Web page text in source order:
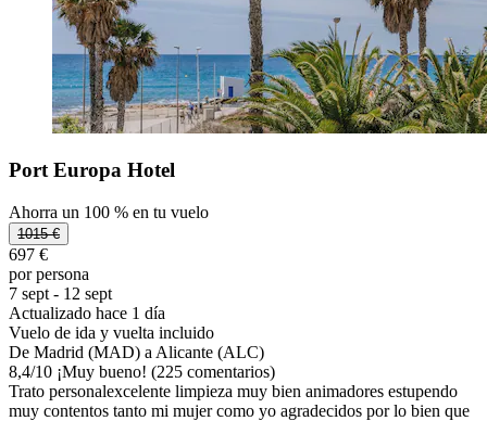
Port Europa Hotel
Ahorra un 100 % en tu vuelo
1015 €
697 €
por persona
7 sept - 12 sept
Actualizado hace 1 día
Vuelo de ida y vuelta incluido
De Madrid (MAD) a Alicante (ALC)
8,4/10 ¡Muy bueno! (225 comentarios)
Trato personalexcelente limpieza muy bien animadores estupendo
muy contentos tanto mi mujer como yo agradecidos por lo bien que